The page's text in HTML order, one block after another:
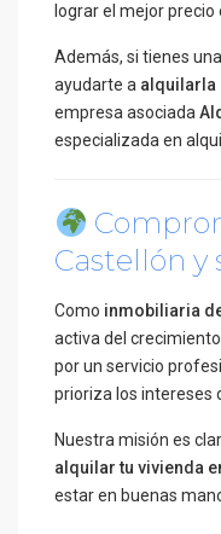
lograr el mejor
Además, si tienes
ayudarte a alquilarla
empresa asociada
especializada en
Castellón y
Como inmobiliaria
activa del
por un servicio
prioriza los intereses
Nuestra misión es
alquilar tu vivienda
estar en buenas